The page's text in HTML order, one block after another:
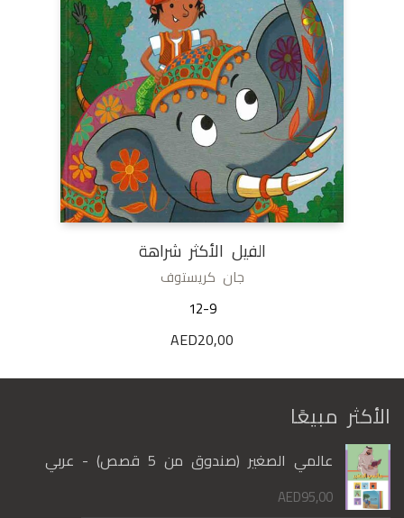
الفيل الأكثر شراهة
جان كريستوف
12-9
AED20,00
الأكثر مبيعًا
عالمي الصغير (صندوق من 5 قصص) - عربي
AED95,00